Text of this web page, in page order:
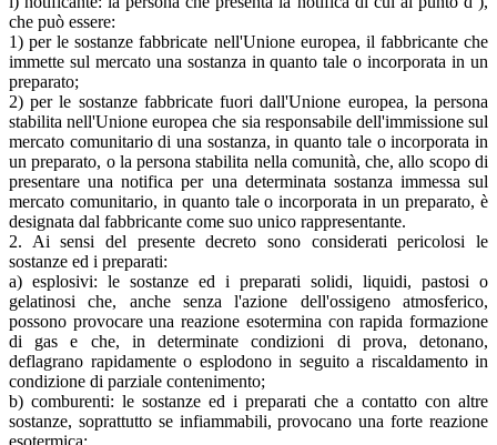
che può essere:
1) per le sostanze fabbricate nell'Unione europea, il fabbricante che
immette sul mercato una sostanza in quanto tale o incorporata in un
preparato;
2) per le sostanze fabbricate fuori dall'Unione europea, la persona
stabilita nell'Unione europea che sia responsabile dell'immissione sul
mercato comunitario di una sostanza, in quanto tale o incorporata in
un preparato, o la persona stabilita nella comunità, che, allo scopo di
presentare una notifica per una determinata sostanza immessa sul
mercato comunitario, in quanto tale o incorporata in un preparato, è
designata dal fabbricante come suo unico rappresentante.
2. Ai sensi del presente decreto sono considerati pericolosi le
sostanze ed i preparati:
a) esplosivi: le sostanze ed i preparati solidi, liquidi, pastosi o
gelatinosi che, anche senza l'azione dell'ossigeno atmosferico,
possono provocare una reazione esotermina con rapida formazione
di gas e che, in determinate condizioni di prova, detonano,
deflagrano rapidamente o esplodono in seguito a riscaldamento in
condizione di parziale contenimento;
b) comburenti: le sostanze ed i preparati che a contatto con altre
sostanze, soprattutto se infiammabili, provocano una forte reazione
esotermica;